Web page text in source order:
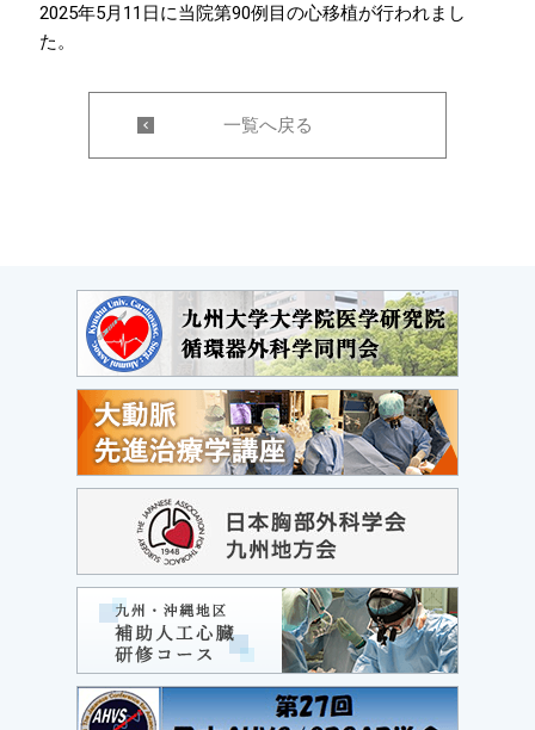
2025年5月11日に当院第90例目の心移植が行われまし
た。
一覧へ戻る